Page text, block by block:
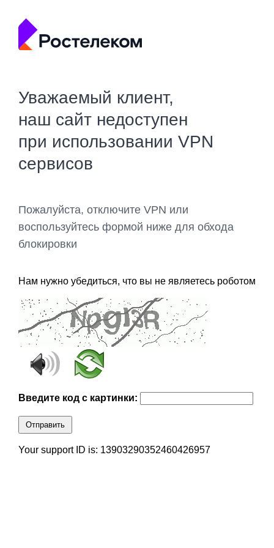
Уважаемый клиент,
наш сайт недоступен
при использовании VPN
сервисов
Пожалуйста, отключите VPN или
воспользуйтесь формой ниже для обхода
блокировки
Нам нужно убедиться, что вы не являетесь роботом
Введите код с картинки:
Отправить
Your support ID is: 13903290352460426957